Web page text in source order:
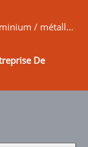
/ métall...
De